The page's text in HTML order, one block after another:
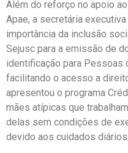
Além do reforço no apoio
Apae, a secretária
importância da inclusão
Sejusc para a emissão de
identificação para Pessoas
facilitando o acesso a
apresentou o programa
mães atípicas que
delas sem condições de
devido aos cuidados